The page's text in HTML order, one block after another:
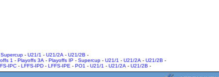
Supercup - U21/1 - U21/2A - U21/2B -
1 - Playoffs 3A - Playoffs IP - Supercup - U21/1 - U21/2A - U21/2B -
IPC - LFFS-IPD - LFFS-IPE - PO1 - U21/1 - U21/2A - U21/2B -